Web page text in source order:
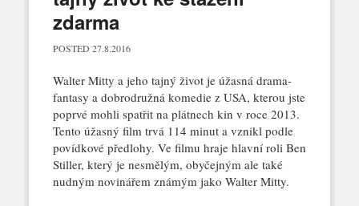
zdarma
POSTED 27.8.2016
Walter Mitty a jeho tajný život je úžasná drama-
fantasy a dobrodružná komedie z USA, kterou jste
poprvé mohli spatřit na plátnech kin v roce 2013.
Tento úžasný film trvá 114 minut a vznikl podle
povídkové předlohy. Ve filmu hraje hlavní roli Ben
Stiller, který je nesmělým, obyčejným ale také
nudným novinářem známým jako Walter Mitty.